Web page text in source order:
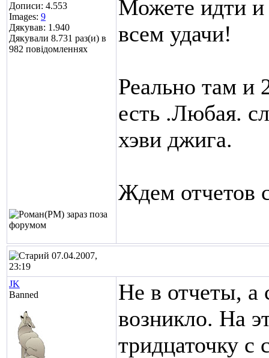
Дописи: 4.553
Images: 9
Дякував: 1.940
Дякували 8.731 раз(и) в
982 повідомленнях
Можете идти и
всем удачи!
Реально там и
есть .Любая.
хэви джига.
Ждем отчетов
07.04.2007,
23:19
JK
Banned
Не в отчеты,
возникло. На
тридцаточку с